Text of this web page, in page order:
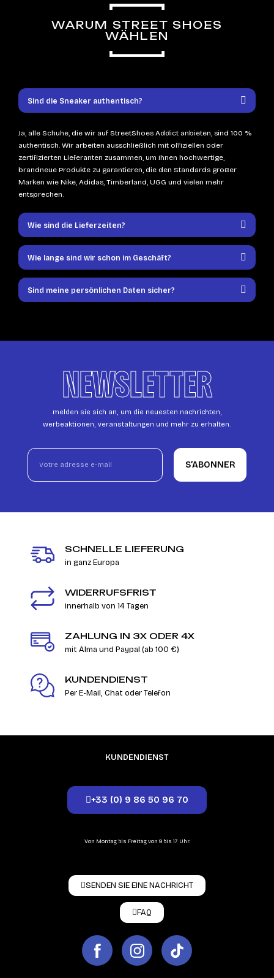
WARUM STREET SHOES
WÄHLEN
Sind die Sneaker authentisch?
Ja, alle Schuhe, die wir auf StreetShoes Addict anbieten, sind 100 %
authentisch. Wir arbeiten ausschließlich mit offiziellen oder
zertifizierten Lieferanten zusammen, um Ihnen hochwertige,
brandneue Produkte zu garantieren, die den Standards großer
Marken wie Nike, Adidas, Timberland, UGG und vielen mehr
entsprechen.
Wie sind die Lieferzeiten?
Wie lange sind wir schon im Geschäft?
Sind meine persönlichen Daten sicher?
NEWSLETTER
melden sie sich an, um die neuesten nachrichten,
werbeaktionen, veranstaltungen und mehr zu erhalten.
S’ABONNER
SCHNELLE LIEFERUNG
in ganz Europa
WIDERRUFSFRIST
innerhalb von 14 Tagen
ZAHLUNG IN 3X ODER 4X
mit Alma und Paypal (ab 100 €)
KUNDENDIENST
Per E-Mail, Chat oder Telefon
KUNDENDIENST
+33 (0) 9 86 50 96 70
Von Montag bis Freitag von 9 bis 17 Uhr.
SENDEN SIE EINE NACHRICHT
FAQ